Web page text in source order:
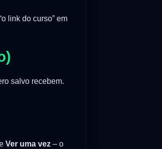
link do curso” em
salvo recebem.
Ver uma vez– o